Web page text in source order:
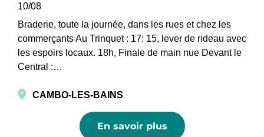
10/08
Braderie, toute la journée, dans les rues et chez les
commerçants Au Trinquet : 17: 15, lever de rideau avec
les espoirs locaux. 18h, Finale de main nue Devant le
Central :…
CAMBO-LES-BAINS
En savoir plus